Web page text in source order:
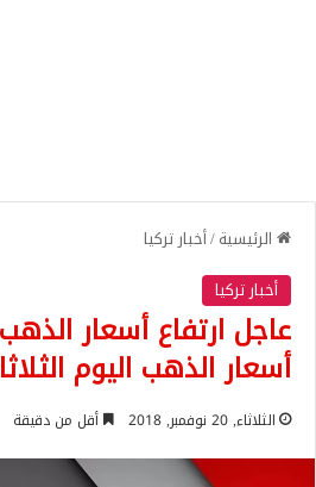
الرئيسية/أخبار تركيا
أخبار تركيا
عاجل ارتفاع أسعار
أسعار الذهب اليوم الثلاثاء 20/11/
الثلاثاء, 20 نوفمبر, 2018 أقل من دقيقة